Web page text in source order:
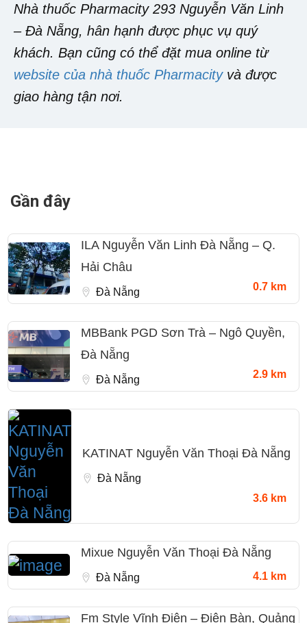
Nhà thuốc Pharmacity 293 Nguyễn Văn Linh
– Đà Nẵng, hân hạnh được phục vụ quý
khách. Bạn cũng có thể đặt mua online từ
website của nhà thuốc Pharmacityvà được
giao hàng tận nơi.
Gần đây
ILA Nguyễn Văn Linh Đà Nẵng – Q.
Hải Châu
Đà Nẵng 0.7 km
MBBank PGD Sơn Trà – Ngô Quyền,
Đà Nẵng
Đà Nẵng 2.9 km
KATINAT Nguyễn Văn Thoại Đà Nẵng
Đà Nẵng
3.6 km
Mixue Nguyễn Văn Thoại Đà Nẵng
Đà Nẵng 4.1 km
Fm Style Vĩnh Điện – Điện Bàn, Quảng